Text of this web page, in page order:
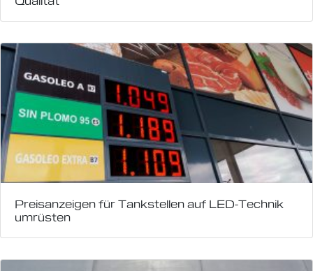
Preisanzeigen für Tankstellen auf LED-Technik
umrüsten